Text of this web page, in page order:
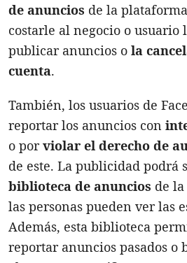
de anuncios de la
costarle al negocio o usuario
publicar anuncios o la
cuenta.
También, los usuarios de
reportar los anuncios con
o porviolar el derecho de
de este. La publicidad podrá
biblioteca de anuncios de
las personas pueden ver las
Además, esta biblioteca
reportar anuncios pasados o